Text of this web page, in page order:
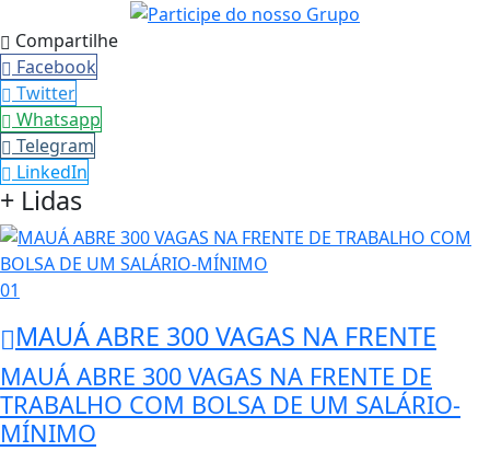
Compartilhe
Facebook
Twitter
Whatsapp
Telegram
LinkedIn
+ Lidas
01
MAUÁ ABRE 300 VAGAS NA FRENTE
MAUÁ ABRE 300 VAGAS NA FRENTE DE
TRABALHO COM BOLSA DE UM SALÁRIO-
MÍNIMO